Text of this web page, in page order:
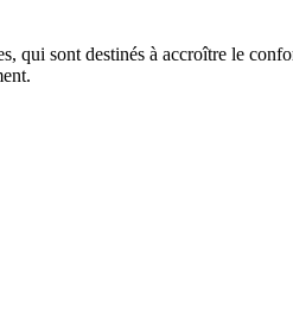
qui sont destinés à accroître le